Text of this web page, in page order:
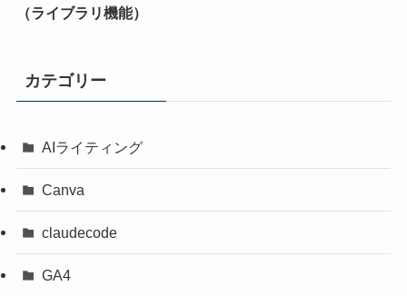
（ライブラリ機能）
カテゴリー
AIライティング
Canva
claudecode
GA4